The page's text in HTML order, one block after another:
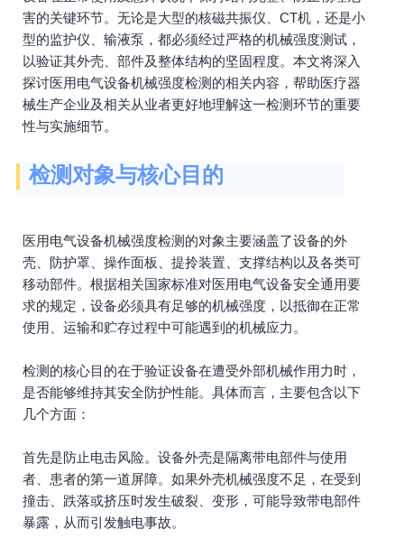
害的关键环节。无论是大型的核磁共振仪、CT机，还是小
型的监护仪、输液泵，都必须经过严格的机械强度测试，
以验证其外壳、部件及整体结构的坚固程度。本文将深入
探讨医用电气设备机械强度检测的相关内容，帮助医疗器
械生产企业及相关从业者更好地理解这一检测环节的重要
性与实施细节。
检测对象与核心目的
医用电气设备机械强度检测的对象主要涵盖了设备的外
壳、防护罩、操作面板、提拎装置、支撑结构以及各类可
移动部件。根据相关国家标准对医用电气设备安全通用要
求的规定，设备必须具有足够的机械强度，以抵御在正常
使用、运输和贮存过程中可能遇到的机械应力。
检测的核心目的在于验证设备在遭受外部机械作用力时，
是否能够维持其安全防护性能。具体而言，主要包含以下
几个方面：
首先是防止电击风险。设备外壳是隔离带电部件与使用
者、患者的第一道屏障。如果外壳机械强度不足，在受到
撞击、跌落或挤压时发生破裂、变形，可能导致带电部件
暴露，从而引发触电事故。